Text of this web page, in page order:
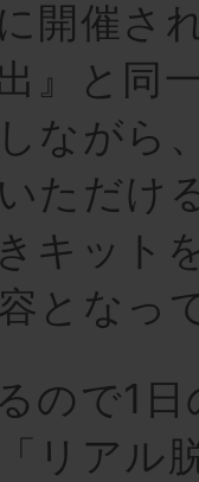
開催さ
』と同
ながら
ただけ
キット
となっ
ので1
リアル